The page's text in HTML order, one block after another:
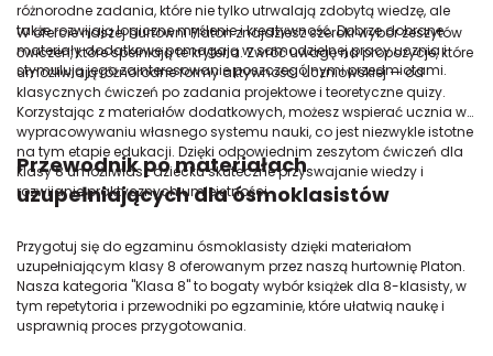
różnorodne zadania, które nie tylko utrwalają zdobytą wiedzę, ale
także rozwijają logiczne myślenie i kreatywność. Dobrze dobrane
materiały dodatkowe pomagają w samodzielnej pracy ucznia i
stymulują jego zainteresowanie poszczególnymi przedmiotami.
W ofercie naszej hurtowni Platon znajdziesz szeroki wybór zeszytów
ćwiczeń, które spełniają te kryteria. Zwróć uwagę na propozycje, które
umożliwiają różnorodne formy aktywności uczniowskiej — od
klasycznych ćwiczeń po zadania projektowe i teoretyczne quizy.
Korzystając z materiałów dodatkowych, możesz wspierać ucznia w
wypracowywaniu własnego systemu nauki, co jest niezwykle istotne
na tym etapie edukacji. Dzięki odpowiednim zeszytom ćwiczeń dla
klasy 8 umożliwiasz dziecku skuteczne przyswajanie wiedzy i
rozwijanie praktycznych umiejętności.
Przewodnik po materiałach
uzupełniających dla ósmoklasistów
Przygotuj się do egzaminu ósmoklasisty dzięki materiałom
uzupełniającym klasy 8 oferowanym przez naszą hurtownię Platon.
Nasza kategoria "Klasa 8" to bogaty wybór książek dla 8-klasisty, w
tym repetytoria i przewodniki po egzaminie, które ułatwią naukę i
usprawnią proces przygotowania.